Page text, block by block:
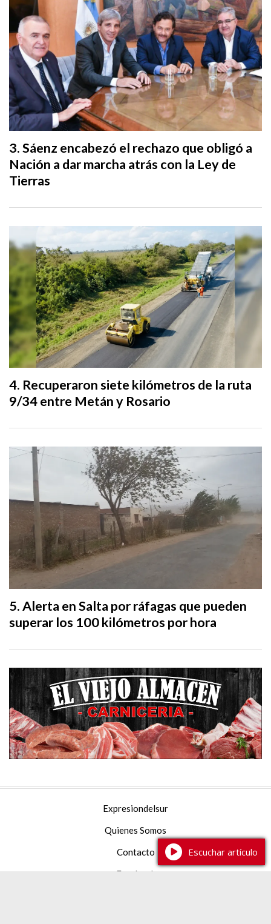
Sáenz encabezó el rechazo que obligó a
Nación a dar marcha atrás con la Ley de
Tierras
Recuperaron siete kilómetros de la ruta
9/34 entre Metán y Rosario
Alerta en Salta por ráfagas que pueden
superar los 100 kilómetros por hora
Expresiondelsur
Quienes Somos
Contacto
Facebook
Escuchar artículo